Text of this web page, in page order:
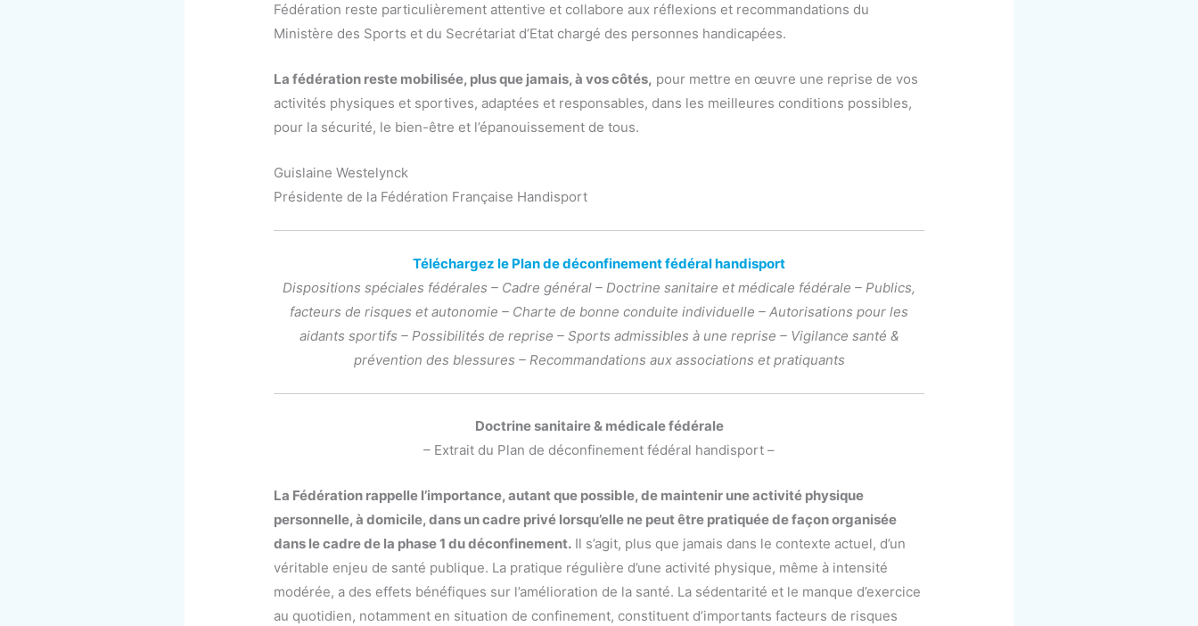
Fédération reste particulièrement attentive et collabore aux réflexions et recommandations du
Ministère des Sports et du Secrétariat d’Etat chargé des personnes handicapées.
La fédération reste mobilisée, plus que jamais, à vos côtés, pour mettre en œuvre une reprise de vos
activités physiques et sportives, adaptées et responsables, dans les meilleures conditions possibles,
pour la sécurité, le bien-être et l’épanouissement de tous.
Guislaine Westelynck
Présidente de la Fédération Française Handisport
Téléchargez le Plan de déconfinement fédéral handisport
Dispositions spéciales fédérales – Cadre général – Doctrine sanitaire et médicale fédérale – Publics,
facteurs de risques et autonomie – Charte de bonne conduite individuelle – Autorisations pour les
aidants sportifs – Possibilités de reprise – Sports admissibles à une reprise – Vigilance santé &
prévention des blessures – Recommandations aux associations et pratiquants
Doctrine sanitaire & médicale fédérale
– Extrait du Plan de déconfinement fédéral handisport –
La Fédération rappelle l’importance, autant que possible, de maintenir une activité physique
personnelle, à domicile, dans un cadre privé lorsqu’elle ne peut être pratiquée de façon organisée
dans le cadre de la phase 1 du déconfinement. Il s’agit, plus que jamais dans le contexte actuel, d’un
véritable enjeu de santé publique. La pratique régulière d’une activité physique, même à intensité
modérée, a des effets bénéfiques sur l’amélioration de la santé. La sédentarité et le manque d’exercice
au quotidien, notamment en situation de confinement, constituent d’importants facteurs de risques